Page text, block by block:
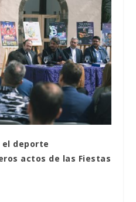
el deporte
actos de las Fiestas